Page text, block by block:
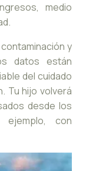
medio
y
datos están
del cuidado
Tu hijo volverá
desde los
ejemplo, con